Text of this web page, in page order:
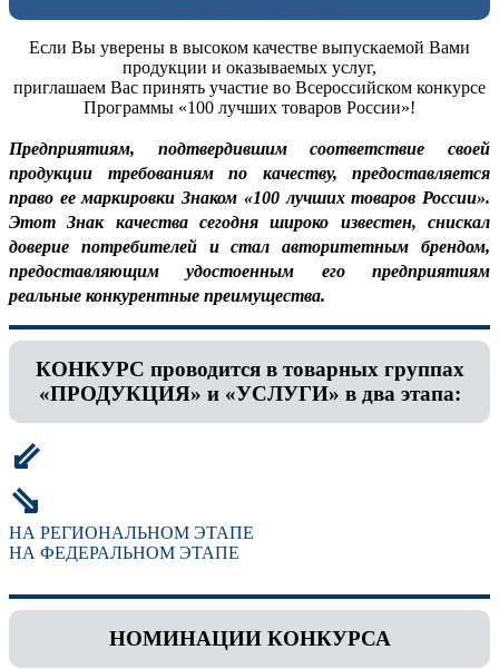
Если Вы уверены в высоком качестве выпускаемой Вами
продукции и оказываемых услуг,
приглашаем Вас принять участие во Всероссийском конкурсе
Программы «100 лучших товаров России»!
Предприятиям, подтвердившим соответствие своей
продукции требованиям по качеству, предоставляется
право ее маркировки Знаком «100 лучших товаров России».
Этот Знак качества сегодня широко известен, снискал
доверие потребителей и стал авторитетным брендом,
предоставляющим удостоенным его предприятиям
реальные конкурентные преимущества.
КОНКУРС проводится в товарных группах
«ПРОДУКЦИЯ» и «УСЛУГИ» в два этапа:
⇙
⇘
НА РЕГИОНАЛЬНОМ ЭТАПЕ
НА ФЕДЕРАЛЬНОМ ЭТАПЕ
НОМИНАЦИИ КОНКУРСА